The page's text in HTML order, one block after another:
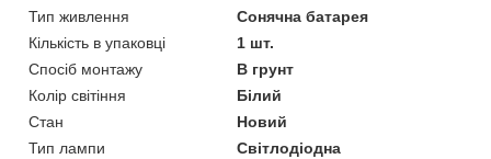
Тип живлення
Сонячна батарея
Кількість в упаковці
1 шт.
Спосіб монтажу
В грунт
Колір світіння
Білий
Стан
Новий
Тип лампи
Світлодіодна